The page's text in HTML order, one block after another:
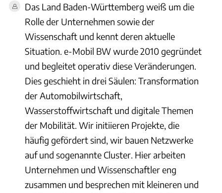
Das Land Baden-Württemberg weiß um die
Rolle der Unternehmen sowie der
Wissenschaft und kennt deren aktuelle
Situation. e-Mobil BW wurde 2010 gegründet
und begleitet operativ diese Veränderungen.
Dies geschieht in drei Säulen: Transformation
der Automobilwirtschaft,
Wasserstoffwirtschaft und digitale Themen
der Mobilität. Wir initiieren Projekte, die
häufig gefördert sind, wir bauen Netzwerke
auf und sogenannte Cluster. Hier arbeiten
Unternehmen und Wissenschaftler eng
zusammen und besprechen mit kleineren und